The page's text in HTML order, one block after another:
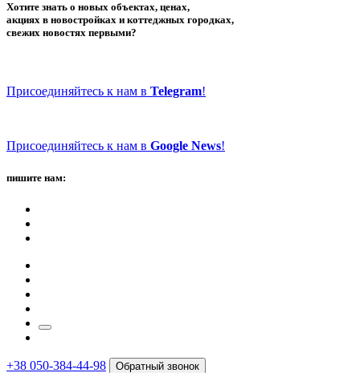
Хотите знать о новых объектах, ценах,
акциях в новостройках и коттеджных городках,
свежих новостях первыми?
Присоединяйтесь к нам в Telegram!
Присоединяйтесь к нам в Google News!
пишите нам:
+38 050-384-44-98 Обратный звонок